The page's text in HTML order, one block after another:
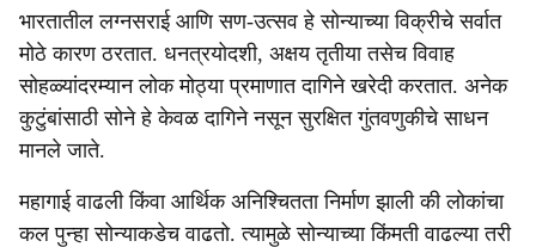
भारतातील लग्नसराई आणि सण-उत्सव हे सोन्याच्या विक्रीचे सर्वात
मोठे कारण ठरतात. धनत्रयोदशी, अक्षय तृतीया तसेच विवाह
सोहळ्यांदरम्यान लोक मोठ्या प्रमाणात दागिने खरेदी करतात. अनेक
कुटुंबांसाठी सोने हे केवळ दागिने नसून सुरक्षित गुंतवणुकीचे साधन
मानले जाते.
महागाई वाढली किंवा आर्थिक अनिश्चितता निर्माण झाली की लोकांचा
कल पुन्हा सोन्याकडेच वाढतो. त्यामुळे सोन्याच्या किंमती वाढल्या तरी